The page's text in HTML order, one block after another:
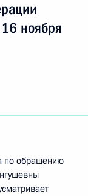
ноября
по обращению